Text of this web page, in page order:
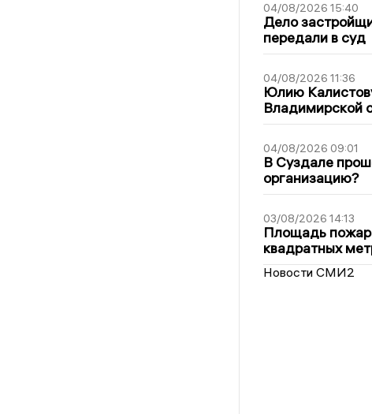
04/08/2026 15:40
Дело
передали в суд
04/08/2026 11:36
Юлию
Владимирской
04/08/2026 09:01
В Суздале
организацию?
03/08/2026 14:13
Площадь
квадратных
Новости СМИ2